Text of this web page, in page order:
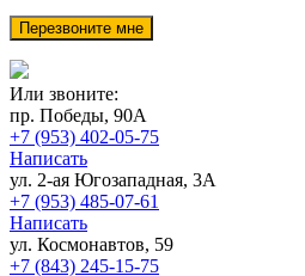
Или звоните:
пр. Победы, 90А
+7 (953) 402-05-75
Написать
ул. 2-ая Югозападная, 3А
+7 (953) 485-07-61
Написать
ул. Космонавтов, 59
+7 (843) 245-15-75